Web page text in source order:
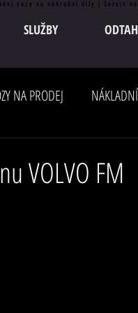
SLUŽBY
vozy na náhradní díly | Servis
NA PRODEJ
VOLVO FM